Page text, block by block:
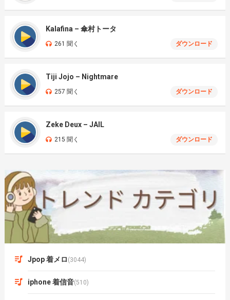
Kalafina – 傘村トータ
261 聞く ダウンロード
Tiji Jojo – Nightmare
257 聞く ダウンロード
Zeke Deux – JAIL
215 聞く ダウンロード
Jpop 着メロ (3044)
iphone 着信音(510)